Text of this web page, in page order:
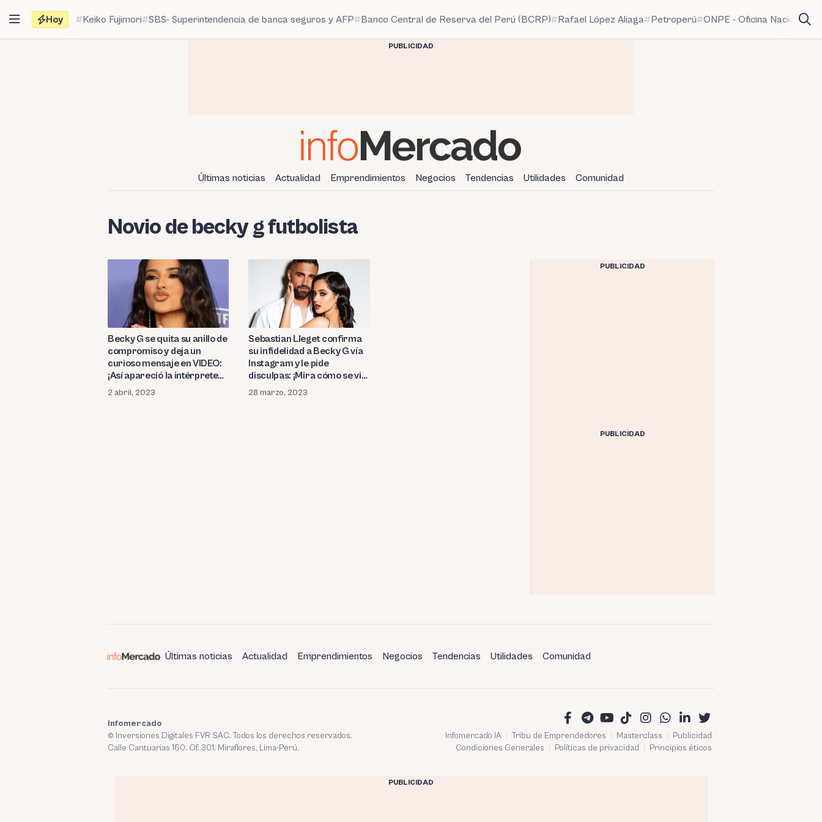
contenido
Hoy Keiko Fujimori SBS- Superintendencia de banca seguros y AFP Banco Central de Reserva del Perú (BCRP) Rafael López Aliaga Petroperú ONPE - Oficina Nacional
PUBLICIDAD
Últimas noticias Actualidad Emprendimientos Negocios Tendencias Utilidades Comunidad
Novio de becky g futbolista
Becky G se quita su anillo de
compromiso y deja un
curioso mensaje en VIDEO:
¡Así apareció la intérprete
tras confirmarse que
Sebastian Lleget «la
2 abril, 2023
Sebastian Lleget confirma
su infidelidad a Becky G vía
Instagram y le pide
disculpas: ¡Mira cómo se vio
la pareja en público unos
días antes del escándalo!
28 marzo, 2023
PUBLICIDAD
PUBLICIDAD
Últimas noticias Actualidad Emprendimientos Negocios Tendencias Utilidades Comunidad
Infomercado IA Tribu de Emprendedores Masterclass
Publicidad
Condiciones Generales
Políticas de privacidad Principios éticos
Infomercado
© Inversiones Digitales FVR SAC. Todos los derechos reservados.
Calle Cantuarias 160. Of. 301. Miraflores, Lima-Perú.
PUBLICIDAD